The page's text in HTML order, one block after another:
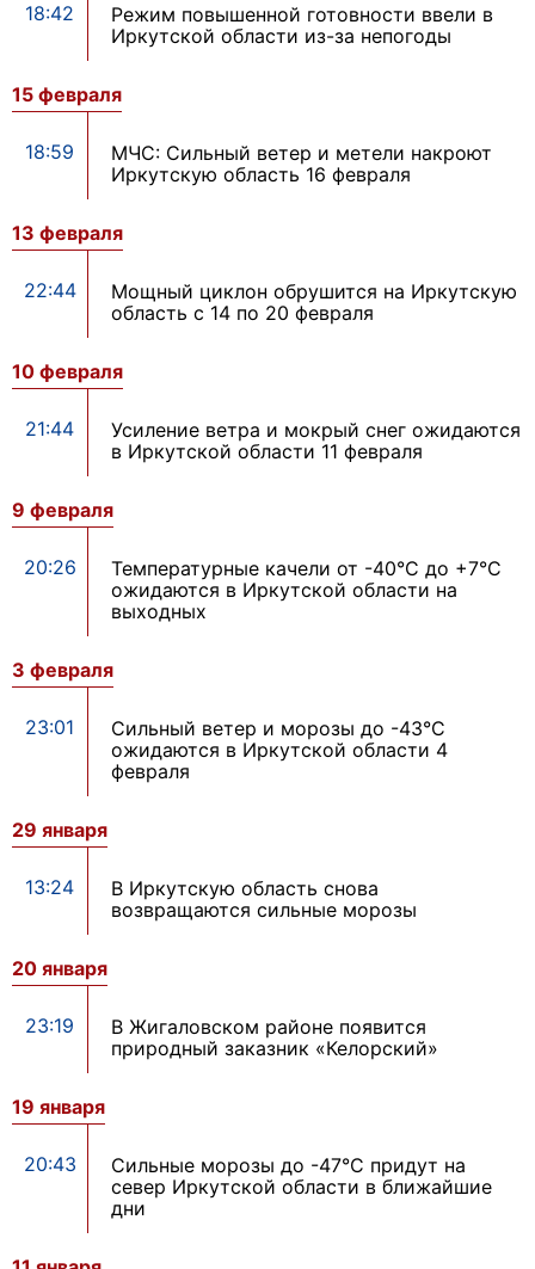
18:42
Режим повышенной готовности ввели в
Иркутской области из-за непогоды
15 февраля
18:59
МЧС: Сильный ветер и метели накроют
Иркутскую область 16 февраля
13 февраля
22:44
Мощный циклон обрушится на Иркутскую
область с 14 по 20 февраля
10 февраля
21:44
Усиление ветра и мокрый снег ожидаются
в Иркутской области 11 февраля
9 февраля
20:26
Температурные качели от -40°С до +7°С
ожидаются в Иркутской области на
выходных
3 февраля
23:01
Сильный ветер и морозы до -43°С
ожидаются в Иркутской области 4
февраля
29 января
13:24
В Иркутскую область снова
возвращаются сильные морозы
20 января
23:19
В Жигаловском районе появится
природный заказник «Келорский»
19 января
20:43
Сильные морозы до -47°С придут на
север Иркутской области в ближайшие
дни